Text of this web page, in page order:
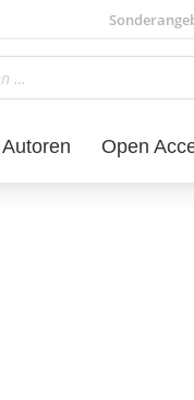
Open